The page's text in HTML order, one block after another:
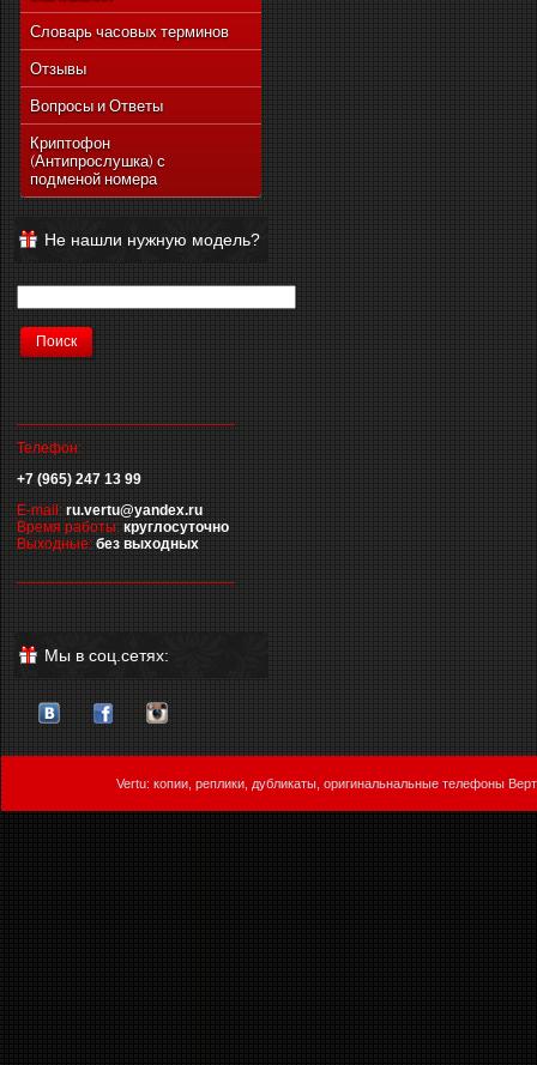
Словарь часовых терминов
Отзывы
Вопросы и Ответы
Криптофон
(Антипрослушка) с
подменой номера
Не нашли нужную модель?
Телефон:
+7 (965) 247 13 99
E-mail: ru.vertu@yandex.ru
Время работы: круглосуточно
Выходные: без выходных
Мы в соц.сетях:
Vertu: копии, реплики, дубликаты, оригинальнальные телефоны